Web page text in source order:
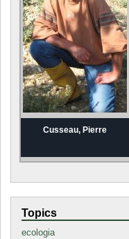
Cusseau, Pierre
Topics
ecologia